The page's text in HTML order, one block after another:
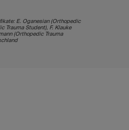
E. Oganesian (Orthopedic
Trauma Student), F. Klauke
(Orthopedic Trauma